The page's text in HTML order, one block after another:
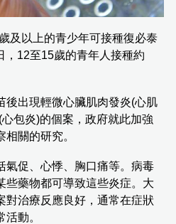
及以上的青少年可接種復必泰
，12至15歲的青年人接種約
後出現輕微心臟肌肉發炎(心肌
包炎)的個案，政府就此加強
關的研究。
氣促、心悸、胸口痛等。病毒
些藥物都可導致這些炎症。大
對治療反應良好，通常在症狀
動。